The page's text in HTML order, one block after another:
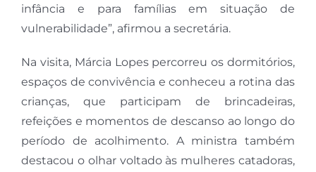
infância e para famílias em situação de
vulnerabilidade”, afirmou a secretária.
Na visita, Márcia Lopes percorreu os dormitórios,
espaços de convivência e conheceu a rotina das
crianças, que participam de brincadeiras,
refeições e momentos de descanso ao longo do
período de acolhimento. A ministra também
destacou o olhar voltado às mulheres catadoras,